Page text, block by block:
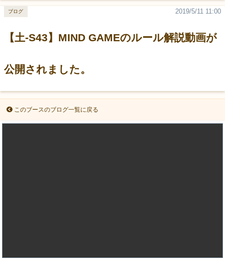
【土-S43】MIND GAMEのルール解説動画が
公開されました。
2019/5/11 11:00
ブログ
このブースのブログ一覧に戻る